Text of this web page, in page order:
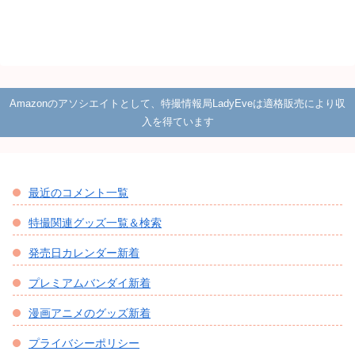
Amazonのアソシエイトとして、特撮情報局LadyEveは適格販売により収
入を得ています
最近のコメント一覧
特撮関連グッズ一覧＆検索
発売日カレンダー新着
プレミアムバンダイ新着
漫画アニメのグッズ新着
プライバシーポリシー